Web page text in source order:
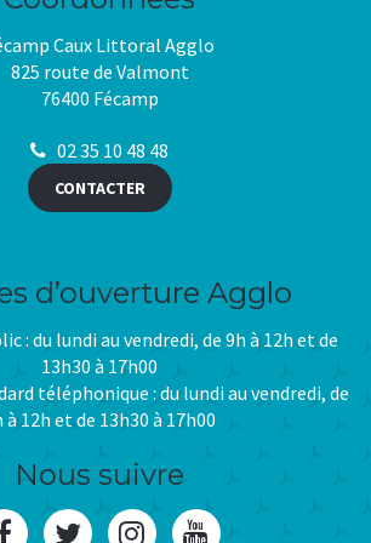
Caux Littoral Agglo
825 route de Valmont
76400 Fécamp
02 35 10 48 48
CONTACTER
d’ouverture Agglo
: du lundi au vendredi, de 9h à 12h et de
13h30 à 17h00
téléphonique : du lundi au vendredi, de
à 12h et de 13h30 à 17h00
Nous suivre